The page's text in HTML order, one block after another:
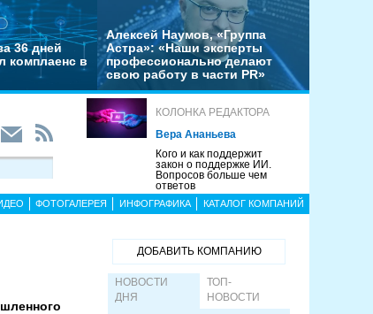
36 дней
комплаенс в
Алексей Наумов, «Группа
Астра»: «Наши эксперты
профессионально делают
свою работу в части PR»
КОЛОНКА РЕДАКТОРА
Вера Ананьева
Кого и как поддержит
закон о поддержке ИИ.
Вопросов больше чем
ответов
ФОТОГАЛЕРЕЯ ИНФОГРАФИКА КАТАЛОГ КОМПАНИЙ
ДОБАВИТЬ КОМПАНИЮ
НОВОСТИ
ДНЯ
ТОП-
НОВОСТИ